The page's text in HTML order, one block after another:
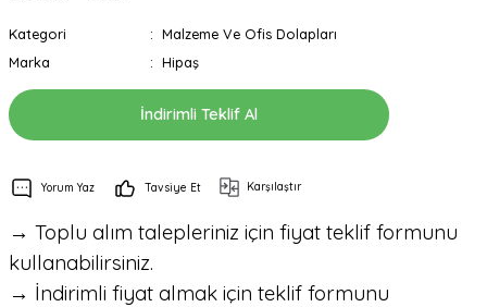
Kategori
Malzeme Ve Ofis Dolapları
Marka
Hipaş
İndirimli Teklif Al
Yorum Yaz Tavsiye Et Karşılaştır
→ Toplu alım talepleriniz için fiyat teklif formunu
kullanabilirsiniz.
→ İndirimli fiyat almak için teklif formunu